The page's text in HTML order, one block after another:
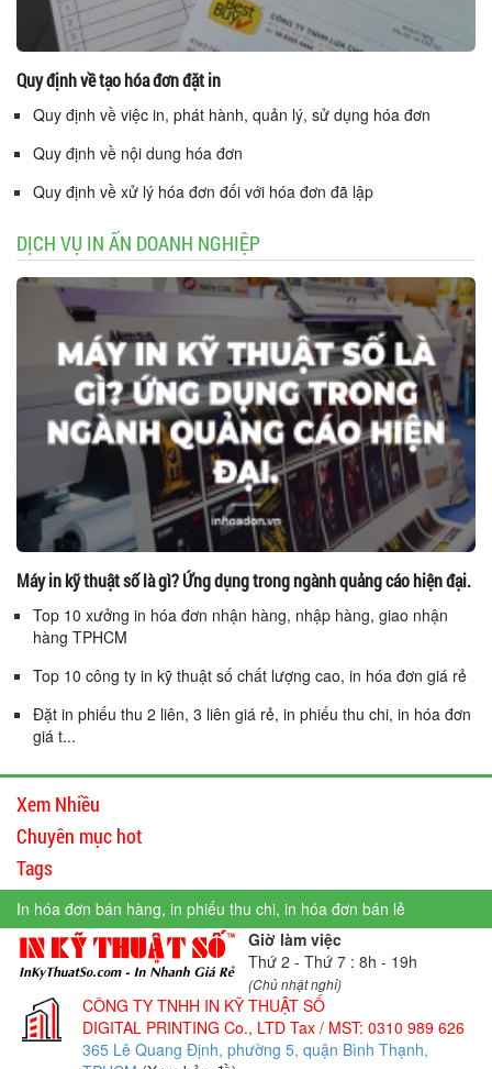
Quy định về tạo hóa đơn đặt in
Quy định về việc in, phát hành, quản lý, sử dụng hóa đơn
Quy định về nội dung hóa đơn
Quy định về xử lý hóa đơn đối với hóa đơn đã lập
DỊCH VỤ IN ẤN DOANH NGHIỆP
Máy in kỹ thuật số là gì? Ứng dụng trong ngành quảng cáo hiện đại.
Top 10 xưởng in hóa đơn nhận hàng, nhập hàng, giao nhận
hàng TPHCM
Top 10 công ty in kỹ thuật số chất lượng cao, in hóa đơn giá rẻ
Đặt in phiếu thu 2 liên, 3 liên giá rẻ, in phiếu thu chi, in hóa đơn
giá t...
Xem Nhiều
Chuyên mục hot
Tags
In hóa đơn bán hàng, in phiếu thu chi, in hóa đơn bán lẻ
Giờ làm việc
Thứ 2 - Thứ 7 : 8h - 19h
(Chủ nhật nghỉ)
CÔNG TY TNHH IN KỸ THUẬT SỐ
DIGITAL PRINTING Co., LTD Tax / MST: 0310 989 626
365 Lê Quang Định, phường 5, quận Bình Thạnh,